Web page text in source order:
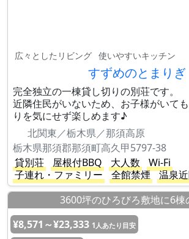
広々としたリビング 使いやすいキッチン
すずめのとまりぎ
完全独立の一棟貸し切りの別荘です。
近隣住民がいないため、お子様がいて
りを気にせず楽しめます♪
北関東／栃木県／那須高原
栃木県那須郡那須町高久甲5797-38
貸別荘
屋根付BBQ 大人数
Wi-Fi
子連れ・ファミリー
全館禁煙
温泉
3600坪のひろびろ敷地に6棟
¥8,571～¥23,333 1人あたり目安